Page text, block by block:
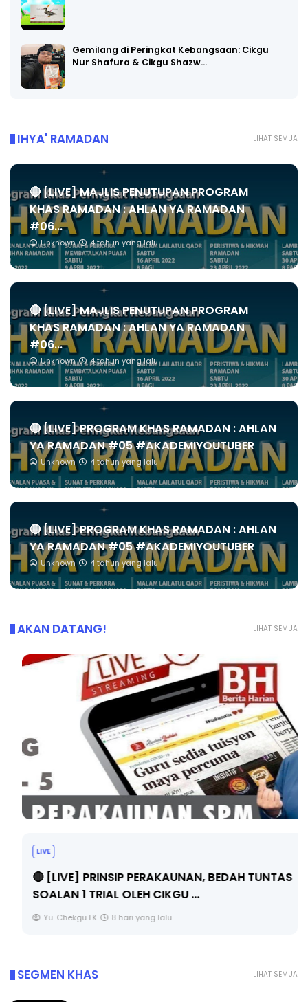
Gemilang di Peringkat Kebangsaan: Cikgu
Nur Shafura & Cikgu Shazw…
LIHAT SEMUA
IHYA' RAMADAN
🔴 [LIVE] MAJLIS PENUTUPAN PROGRAM
KHAS RAMADAN : AHLAN YA RAMADAN
#06...
Unknown 4 tahun yang lalu
🔴 [LIVE] MAJLIS PENUTUPAN PROGRAM
KHAS RAMADAN : AHLAN YA RAMADAN
#06...
Unknown 4 tahun yang lalu
🔴 [LIVE] PROGRAM KHAS RAMADAN : AHLAN
YA RAMADAN #05 #AKADEMIYOUTUBER
Unknown 4 tahun yang lalu
🔴 [LIVE] PROGRAM KHAS RAMADAN : AHLAN
YA RAMADAN #05 #AKADEMIYOUTUBER
Unknown 4 tahun yang lalu
LIHAT SEMUA
AKAN DATANG!
LIVE
🔴 [LIVE] PRINSIP PERAKAUNAN, BEDAH TUNTAS
SOALAN 1 TRIAL OLEH CIKGU ...
Yu. Chekgu LK 8 hari yang lalu
LIHAT SEMUA
SEGMEN KHAS